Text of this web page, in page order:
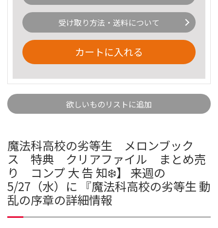
受け取り方法・送料について
カートに入れる
欲しいものリストに追加
魔法科高校の劣等生 メロンブック
ス 特典 クリアファイル まとめ売
り コンプ 大 告 知❄️】 来週の
5/27（水）に 『魔法科高校の劣等生 動
乱の序章の詳細情報